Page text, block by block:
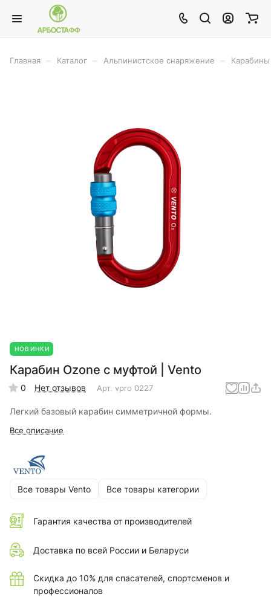
Главная Каталог Альпинистское снаряжение
НОВИНКИ
Карабин Ozone с муфтой | Vento
0 Нет отзывов Арт. vpro 0227
Легкий базовый карабин симметричной формы.
Все описание
Все товары Vento Все товары категории
Гарантия качества от производителей
Доставка по всей России и Беларуси
Скидка до 10% для спасателей, спортсменов и
профессионалов